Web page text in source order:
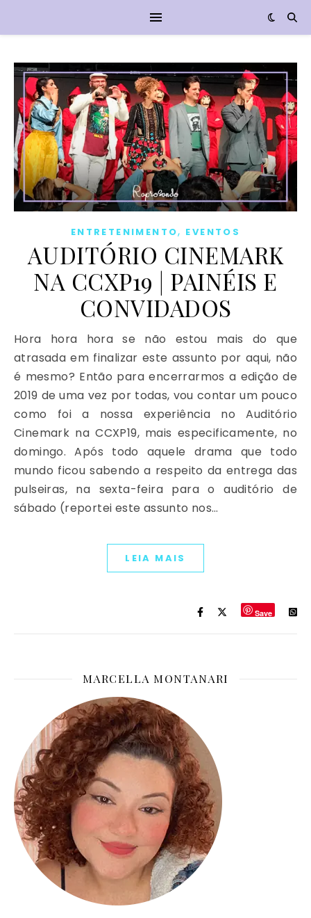
ENTRETENIMENTO, EVENTOS
AUDITÓRIO CINEMARK
NA CCXP19 | PAINÉIS E
CONVIDADOS
Hora hora hora se não estou mais do que
atrasada em finalizar este assunto por aqui, não
é mesmo? Então para encerrarmos a edição de
2019 de uma vez por todas, vou contar um pouco
como foi a nossa experiência no Auditório
Cinemark na CCXP19, mais especificamente, no
domingo. Após todo aquele drama que todo
mundo ficou sabendo a respeito da entrega das
pulseiras, na sexta-feira para o auditório de
sábado (reportei este assunto nos…
LEIA MAIS
Save
MARCELLA MONTANARI